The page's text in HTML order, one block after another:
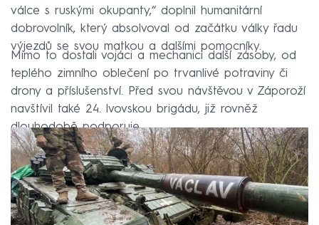
válce s ruskými okupanty,“ doplnil humanitární
dobrovolník, který absolvoval od začátku války řadu
výjezdů se svou matkou a dalšími pomocníky.
Mimo to dostali vojáci a mechanici další zásoby, od
teplého zimního oblečení po trvanlivé potraviny či
drony a příslušenství. Před svou návštěvou v Záporoží
navštívil také 24. lvovskou brigádu, již rovněž
dlouhodobě podporuje.